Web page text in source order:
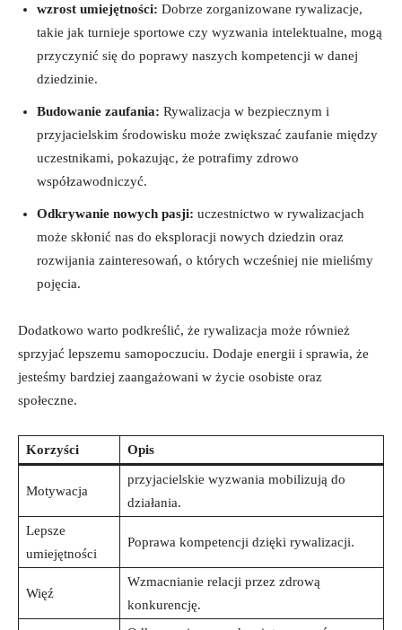
wzrost umiejętności: Dobrze zorganizowane⁢ rywalizacje,
takie jak⁣ turnieje sportowe czy wyzwania intelektualne, mogą
przyczynić się do poprawy naszych‌ kompetencji w danej ​
dziedzinie.
Budowanie zaufania: ​Rywalizacja⁢ w bezpiecznym i
przyjacielskim środowisku może zwiększać zaufanie‌ między
uczestnikami, pokazując, że potrafimy zdrowo⁤
współzawodniczyć.
Odkrywanie nowych pasji: uczestnictwo w rywalizacjach
może skłonić⁢ nas do eksploracji nowych dziedzin oraz
rozwijania ‌zainteresowań, o których ⁤wcześniej⁢ nie mieliśmy
pojęcia.
Dodatkowo warto podkreślić, że rywalizacja ⁣może również
sprzyjać lepszemu samopoczuciu. Dodaje energii i sprawia, że
⁤jesteśmy bardziej zaangażowani w życie osobiste oraz
społeczne.
Korzyści Opis
Motywacja
przyjacielskie​ wyzwania⁢ mobilizują do
działania.
Lepsze‍
umiejętności
Poprawa kompetencji dzięki rywalizacji.
Więź
Wzmacnianie relacji ​przez zdrową
konkurencję.